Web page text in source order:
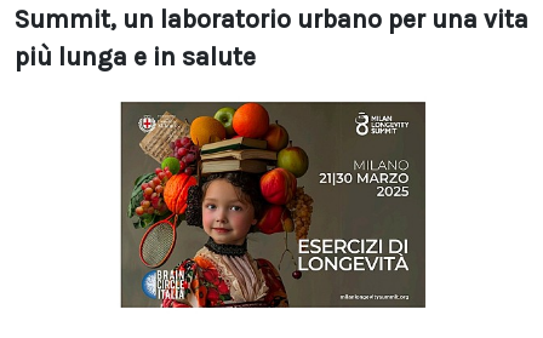
Summit, un laboratorio urbano per una vita
più lunga e in salute